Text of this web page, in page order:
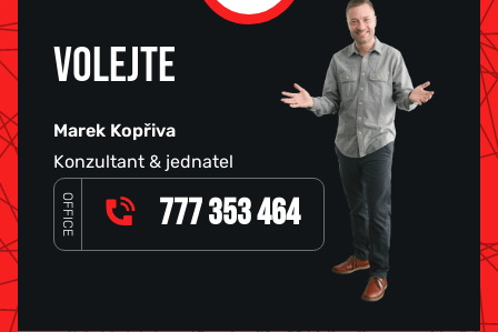
VOLEJTE
Marek Kopřiva
Konzultant & jednatel
OFFICE 777 353 464